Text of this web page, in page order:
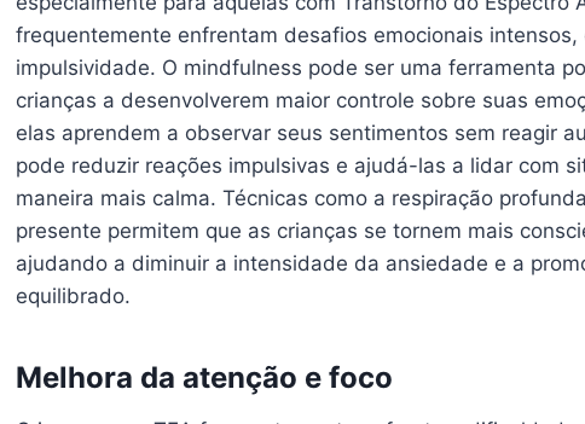
frequentemente enfrentam desafios emocionais
impulsividade. O mindfulness pode ser uma ferramenta
crianças a desenvolverem maior controle sobre suas
elas aprendem a observar seus sentimentos sem reagir
pode reduzir reações impulsivas e ajudá-las a lidar com
maneira mais calma. Técnicas como a respiração
presente permitem que as crianças se tornem mais
ajudando a diminuir a intensidade da ansiedade e a
equilibrado.
Melhora da atenção e foco